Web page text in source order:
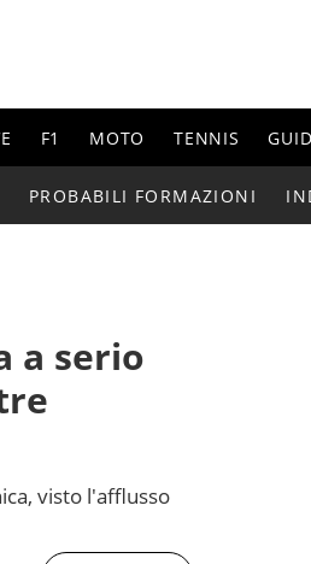
F1 MOTO TENNIS
PROBABILI FORMAZIONI
a serio
visto l'afflusso